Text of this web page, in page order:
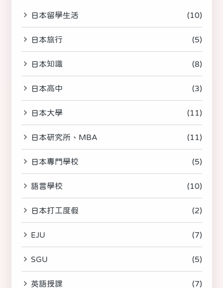
日本留學生活 (10)
日本旅行 (5)
日本知識 (8)
日本高中 (3)
日本大學 (11)
日本研究所、MBA (11)
日本專門學校 (5)
語言學校 (10)
日本打工度假 (2)
EJU (7)
SGU (5)
英語授課 (7)